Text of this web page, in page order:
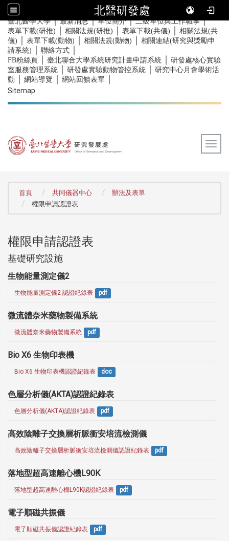
北醫研發處
::: 臺北醫學大學｜最新消息｜單位簡介｜二級單位與工作職掌｜
表單下載(研推) 相關法規(研推) 表單下載(共儀)
相關法規(共
儀)
表單下載(動物) 相關法規(動物)
相關連結(研究與獎勵申
請系統)
聯絡方式
FB粉絲頁 臺北聯合大學系統研究計畫申請系統
研發處核心實驗
室服務管理系統
研發處實驗動物管控系統
研究中心月會學術活
動
網站導覽 網站回饋表單
Sitemap
首頁 共同儀器中心
辦法及表單
權限申請認證表
權限申請認證表
基礎研究設施
生物能量測定儀2
生物能量測定儀2 認證紀錄表 pdf
微流體奈米藥物製備系統
微流體奈米藥物製備系統 pdf
Bio X6 生物印表機
Bio X6 生物印表機認證紀錄表 doc
色層分析儀(AKTA)認證紀錄表
色層分析儀(AKTA)認證紀錄表 pdf
高效陰離子交換層析脈衝安培流檢測儀
高效陰離子交換層析脈衝安培流檢測儀認證紀錄表 pdf
落地型超高速離心機L90K
落地型超高速離心機L90K認證紀錄表 pdf
電子順磁共振儀
電子順磁共振儀認證紀錄表 pdf